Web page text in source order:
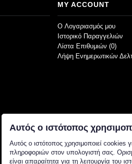
MY ACCOUNT
O Λογαριασμός μου
Ιστορικό Παραγγελιών
Λίστα Επιθυμιών (0)
Λήψη Ενημερωτικών
Αυτός ο ιστότοπος
Αυτός ο ιστότοπος χρησιμοποιεί cookies
πληροφοριών στον υπολογιστή σας.
είναι απαραίτητα για τη λειτουργία του